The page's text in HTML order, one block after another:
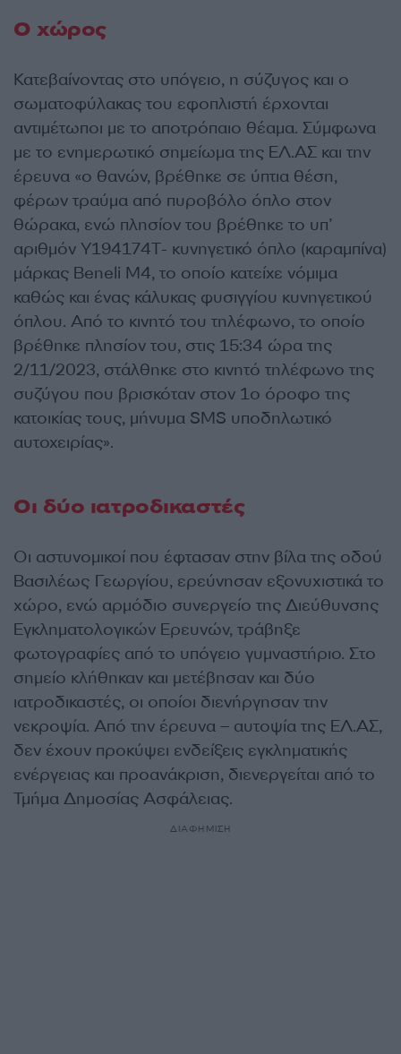
Ο χώρος
Κατεβαίνοντας στο υπόγειο, η σύζυγος και ο
σωματοφύλακας του εφοπλιστή έρχονται
αντιμέτωποι με το αποτρόπαιο θέαμα. Σύμφωνα
με το ενημερωτικό σημείωμα της ΕΛ.ΑΣ και την
έρευνα «ο θανών, βρέθηκε σε ύπτια θέση,
φέρων τραύμα από πυροβόλο όπλο στον
θώρακα, ενώ πλησίον του βρέθηκε το υπ’
αριθμόν Υ194174Τ- κυνηγετικό όπλο (καραμπίνα)
μάρκας Beneli M4, το οποίο κατείχε νόμιμα
καθώς και ένας κάλυκας φυσιγγίου κυνηγετικού
όπλου. Από το κινητό του τηλέφωνο, το οποίο
βρέθηκε πλησίον του, στις 15:34 ώρα της
2/11/2023, στάλθηκε στο κινητό τηλέφωνο της
συζύγου που βρισκόταν στον 1ο όροφο της
κατοικίας τους, μήνυμα SMS υποδηλωτικό
αυτοχειρίας».
Οι δύο ιατροδικαστές
Οι αστυνομικοί που έφτασαν στην βίλα της οδού
Βασιλέως Γεωργίου, ερεύνησαν εξονυχιστικά το
χώρο, ενώ αρμόδιο συνεργείο της Διεύθυνσης
Εγκληματολογικών Ερευνών, τράβηξε
φωτογραφίες από το υπόγειο γυμναστήριο. Στο
σημείο κλήθηκαν και μετέβησαν και δύο
ιατροδικαστές, οι οποίοι διενήργησαν την
νεκροψία. Από την έρευνα – αυτοψία της ΕΛ.ΑΣ,
δεν έχουν προκύψει ενδείξεις εγκληματικής
ενέργειας και προανάκριση, διενεργείται από το
Τμήμα Δημοσίας Ασφάλειας.
ΔΙΑΦΗΜΙΣΗ